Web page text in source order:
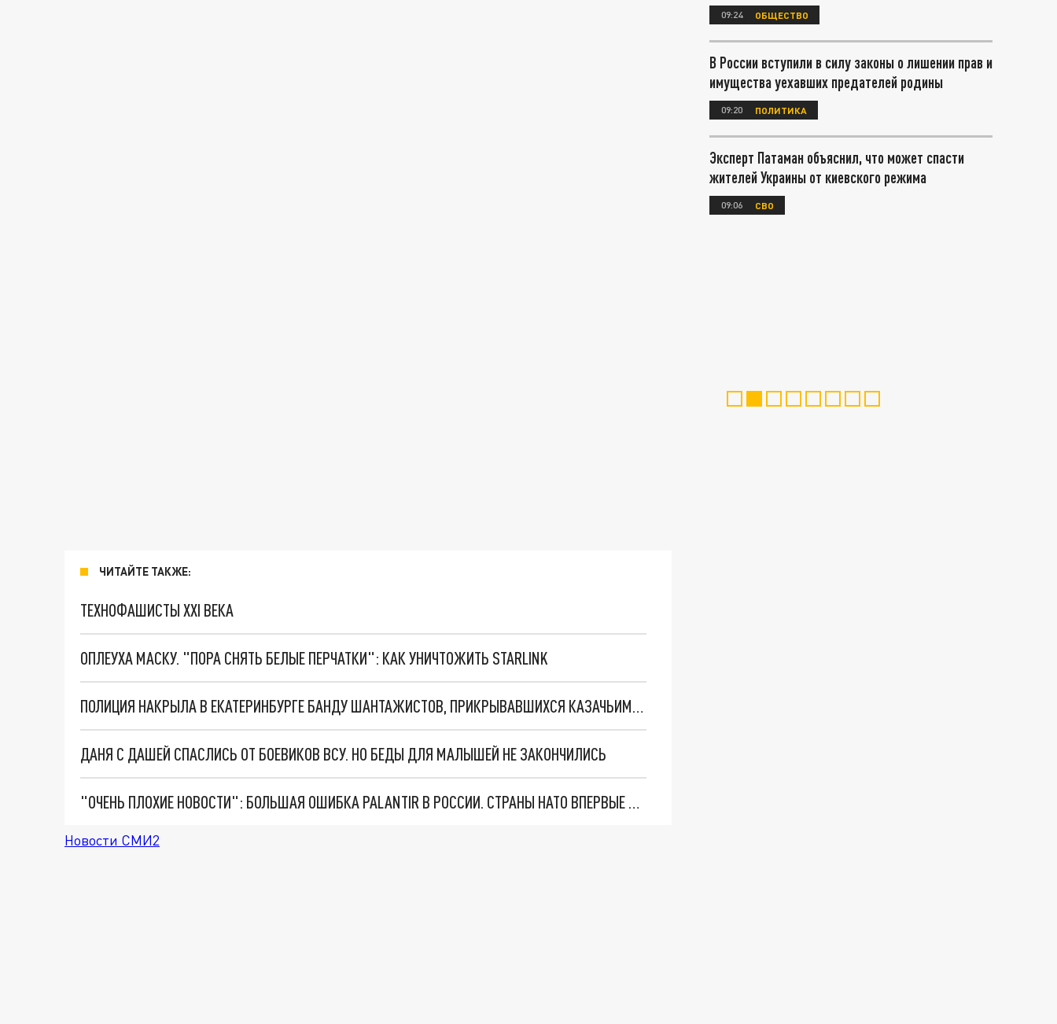
ЧИТАЙТЕ ТАКЖЕ:
ТЕХНОФАШИСТЫ XXI ВЕКА
ОПЛЕУХА МАСКУ. "ПОРА СНЯТЬ БЕЛЫЕ ПЕРЧАТКИ": КАК УНИЧТОЖИТЬ STARLINK
ПОЛИЦИЯ НАКРЫЛА В ЕКАТЕРИНБУРГЕ БАНДУ ШАНТАЖИСТОВ, ПРИКРЫВАВШИХСЯ КАЗАЧЬИМИ "КОРОЧКАМИ"
ДАНЯ С ДАШЕЙ СПАСЛИСЬ ОТ БОЕВИКОВ ВСУ. НО БЕДЫ ДЛЯ МАЛЫШЕЙ НЕ ЗАКОНЧИЛИСЬ
"ОЧЕНЬ ПЛОХИЕ НОВОСТИ": БОЛЬШАЯ ОШИБКА PALANTIR В РОССИИ. СТРАНЫ НАТО ВПЕРВЫЕ ЗА СВО ОСТАНОВИЛИ ПОСТАВКИ ОРУЖИЯ. ВСУ ТЕРЯЮТ ПРИГРАНИЧЬЕ?
Новости СМИ2
09:24 ОБЩЕСТВО
В России вступили в силу законы о лишении прав и
имущества уехавших предателей родины
09:20 ПОЛИТИКА
Эксперт Патаман объяснил, что может спасти
жителей Украины от киевского режима
09:06 СВО